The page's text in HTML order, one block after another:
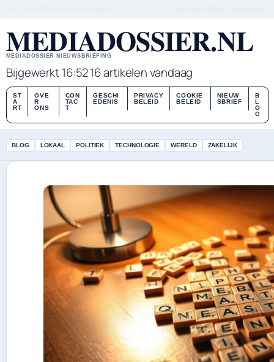
MEDIADOSSIER.NL
MEDIADOSSIER NIEUWSBRIEFING
Bijgewerkt 16:5216 artikelen vandaag
ST
A
RT
OVE
R
ONS
CON
TAC
T
GESCHI
EDENIS
PRIVACY
BELEID
COOKIE
BELEID
NIEUW
SBRIEF
B
L
O
G
BLOG LOKAAL POLITIEK TECHNOLOGIE WERELD ZAKELIJK